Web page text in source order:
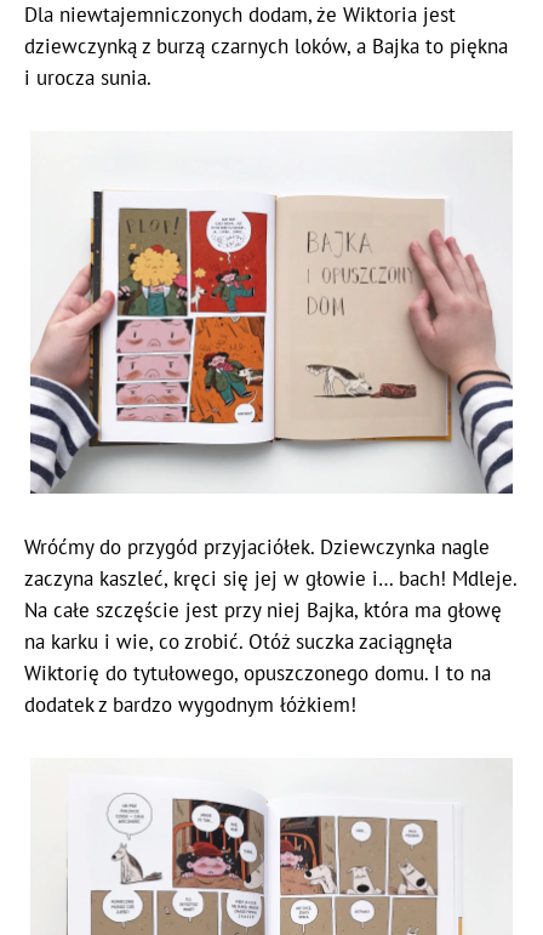
Dla niewtajemniczonych dodam, że Wiktoria jest
dziewczynką z burzą czarnych loków, a Bajka to piękna
i urocza sunia.
Wróćmy do przygód przyjaciółek. Dziewczynka nagle
zaczyna kaszleć, kręci się jej w głowie i… bach! Mdleje.
Na całe szczęście jest przy niej Bajka, która ma głowę
na karku i wie, co zrobić. Otóż suczka zaciągnęła
Wiktorię do tytułowego, opuszczonego domu. I to na
dodatek z bardzo wygodnym łóżkiem!